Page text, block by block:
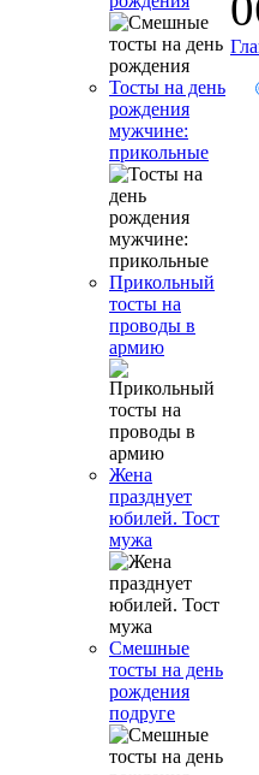
Тосты на день
рождения
мужчине:
прикольные
Прикольный
тосты на
проводы в
армию
Жена
празднует
юбилей. Тост
мужа
Смешные
тосты на день
рождения
подруге